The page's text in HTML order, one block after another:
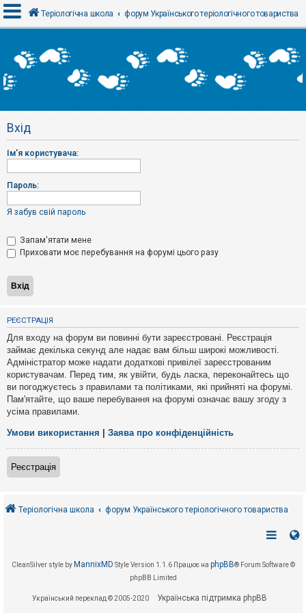
х
і
Р
є
т
р
а
і
Т
м
и
б
з
в
і
д
п
о
в
і
д
е
й
А
к
т
и
і
Теріологічна школа форум Українського теріологічного товариства
Вхід
Ім'я користувача:
Пароль:
Я забув свій пароль
Запам'ятати мене
Приховати моє перебування на форумі цього разу
РЕЄСТРАЦІЯ
Для входу на форум ви повинні бути зареєстровані. Реєстрація
займає декілька секунд але надає вам більш широкі можливості.
Адміністратор може надати додаткові привілеї зареєстрованим
користувачам. Перед тим, як увійти, будь ласка, переконайтесь що
ви погоджуєтесь з правилами та політиками, які прийняті на форумі.
Пам'ятайте, що ваше перебування на форумі означає вашу згоду з
усіма правилами.
Умови використання Заява про конфіденційність
Реєстрація
Теріологічна школа форум Українського теріологічного товариства
CleanSilver style by MannixMD Style Version 1.1.6 Працює на phpBB® Forum Software ©
phpBB Limited
Український переклад © 2005-2020 Українська підтримка phpBB